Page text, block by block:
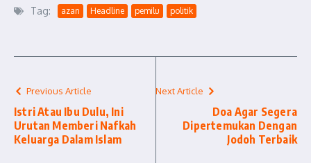
Tag: azan Headline pemilu politik
Previous Article
Istri Atau Ibu Dulu, Ini
Urutan Memberi Nafkah
Keluarga Dalam Islam
Next Article
Doa Agar Segera
Dipertemukan Dengan
Jodoh Terbaik